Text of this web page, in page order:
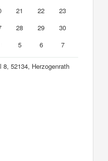
21 22
23
28 29
30
5 6 7
8, 52134, Herzogenrath